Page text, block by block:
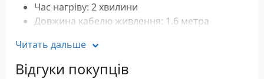
Час нагріву: 2 хвилини
Довжина кабелю живлення: 1.6 метра
збору накипу
Строк гарантії: 24 місяці
Читать дальше
Відгуки покупців